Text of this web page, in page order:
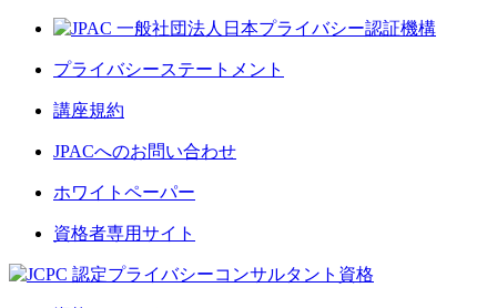
プライバシーステートメント
講座規約
JPACへのお問い合わせ
ホワイトペーパー
資格者専用サイト